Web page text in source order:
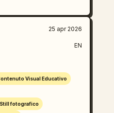
25 apr 2026
EN
Visual Educativo
fotografico